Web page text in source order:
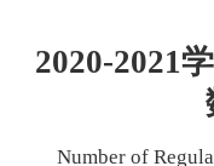
2020-2021
Number of